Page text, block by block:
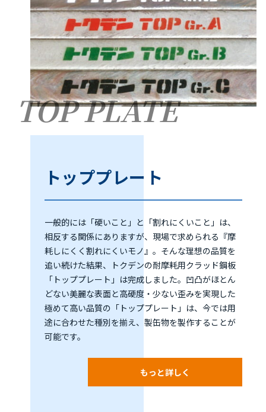
TOP PLATE
トッププレート
一般的には「硬いこと」と「割れにくいこと」は、
相反する関係にありますが、現場で求められる『摩
耗しにくく割れにくいモノ』。そんな理想の品質を
追い続けた結果、トクデンの耐摩耗用クラッド鋼板
「トッププレート」は完成しました。凹凸がほとん
どない美麗な表面と高硬度・少ない歪みを実現した
極めて高い品質の「トッププレート」は、今では用
途に合わせた種別を揃え、製缶物を製作することが
可能です。
もっと詳しく